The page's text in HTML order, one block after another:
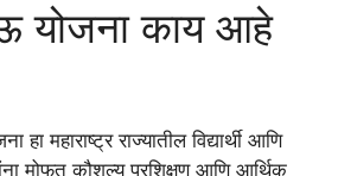
योजना काय आहे
हा महाराष्ट्र राज्यातील विद्यार्थी आणि
मोफत कौशल्य प्रशिक्षण आणि आर्थिक